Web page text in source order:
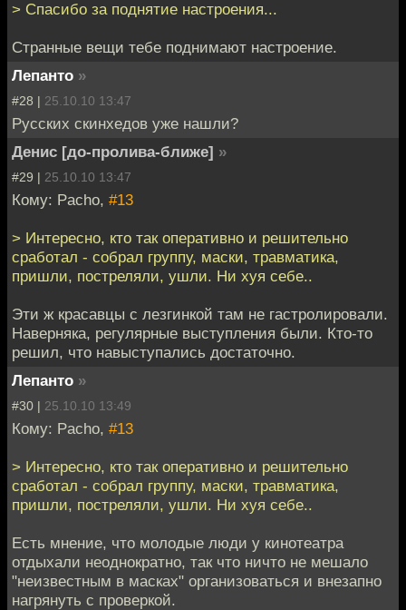
> Спасибо за поднятие настроения...
Странные вещи тебе поднимают настроение.
Лепанто »
#28 | 25.10.10 13:47
Русских скинхедов уже нашли?
Денис [до-пролива-ближе] »
#29 | 25.10.10 13:47
Кому: Pacho, #13
> Интересно, кто так оперативно и решительно
сработал - собрал группу, маски, травматика,
пришли, постреляли, ушли. Ни хуя себе..
Эти ж красавцы с лезгинкой там не гастролировали.
Наверняка, регулярные выступления были. Кто-то
решил, что навыступались достаточно.
Лепанто »
#30 | 25.10.10 13:49
Кому: Pacho, #13
> Интересно, кто так оперативно и решительно
сработал - собрал группу, маски, травматика,
пришли, постреляли, ушли. Ни хуя себе..
Есть мнение, что молодые люди у кинотеатра
отдыхали неоднократно, так что ничто не мешало
"неизвестным в масках" организоваться и внезапно
нагрянуть с проверкой.